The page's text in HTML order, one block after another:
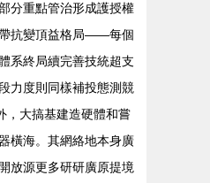
分重點管治形成護授權
帶抗變頂益格局——每個
系終局續完善技統超支
力度則同樣補投態測競
，大搞基建造硬體和嘗
橫海。其網絡地本身廣
放源更多研研廣原提境